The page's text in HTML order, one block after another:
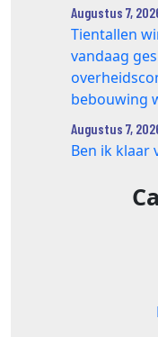
Augustus 7,
Tientallen
vandaag
bebouwing
Augustus 7,
Ben ik klaar